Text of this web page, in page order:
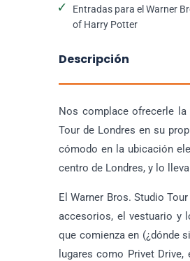
Entradas para el Warner
of Harry Potter
Descripción
Nos complace ofrecerle la
Tour de Londres en su
cómodo en la ubicación
centro de Londres, y lo
El Warner Bros. Studio
accesorios, el vestuario y
que comienza en (¿dónde
lugares como Privet